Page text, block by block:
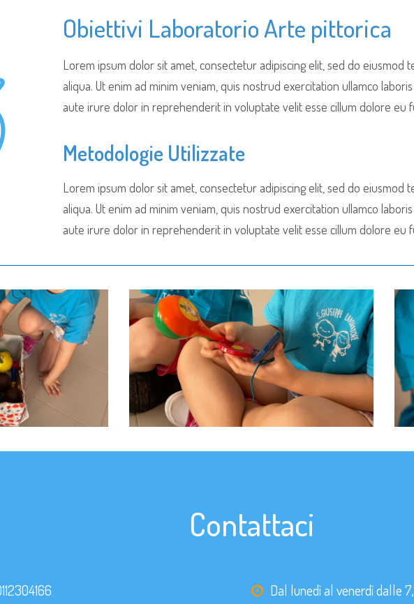
Obiettivi Laboratorio Arte pittorica
Lorem ipsum dolor sit amet, consectetur adipiscing elit, sed do
aliqua. Ut enim ad minim veniam, quis nostrud exercitation ullamco
aute irure dolor in reprehenderit in voluptate velit esse cillum dolore eu
Metodologie Utilizzate
Lorem ipsum dolor sit amet, consectetur adipiscing elit, sed do
aliqua. Ut enim ad minim veniam, quis nostrud exercitation ullamco
aute irure dolor in reprehenderit in voluptate velit esse cillum dolore eu
Contattaci
Dal lunedì al venerdì dalle